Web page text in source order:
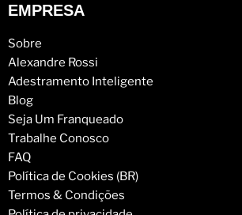
EMPRESA
Sobre
Alexandre Rossi
Adestramento Inteligente
Blog
Seja Um Franqueado
Trabalhe Conosco
FAQ
Política de Cookies (BR)
Termos & Condições